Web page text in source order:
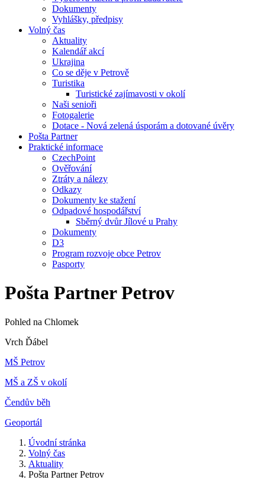
Dokumenty
Vyhlášky, předpisy
Volný čas
Aktuality
Kalendář akcí
Ukrajina
Co se děje v Petrově
Turistika
Turistické zajímavosti v okolí
Naši senioři
Fotogalerie
Dotace - Nová zelená úsporám a dotované úvěry
Pošta Partner
Praktické informace
CzechPoint
Ověřování
Ztráty a nálezy
Odkazy
Dokumenty ke stažení
Odpadové hospodářství
Sběrný dvůr Jílové u Prahy
Dokumenty
D3
Program rozvoje obce Petrov
Pasporty
Pošta Partner Petrov
Pohled na Chlomek
Vrch Ďábel
MŠ Petrov
MŠ a ZŠ v okolí
Čendův běh
Geoportál
Úvodní stránka
Volný čas
Aktuality
Pošta Partner Petrov